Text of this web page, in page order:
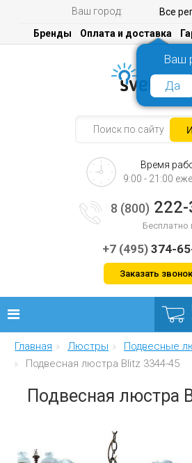
Ваш город: Все
Ваш
Да
Бренды Оплата и доставка
Время
9:00 - 21:00
8 (800)
Бесплатно
+7 (495) 374-
Заказать звонок
Люстры
Уличные
Главная Люстры
Подвесные
Подвесная люстра Blitz 3344-45
Подвесная люстра